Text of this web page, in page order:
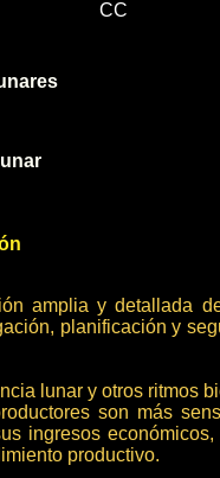
CC
amplia y detallada
planificación y
lunar y otros ritmos
son más
ingresos económicos,
productivo.